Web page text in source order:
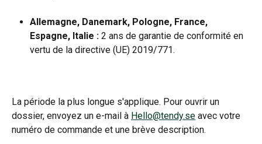
Allemagne, Danemark, Pologne, France,
Espagne, Italie : 2 ans de garantie de conformité en
vertu de la directive (UE) 2019/771.
La période la plus longue s'applique. Pour ouvrir un
dossier, envoyez un e-mail à Hello@tendy.se avec votre
numéro de commande et une brève description.